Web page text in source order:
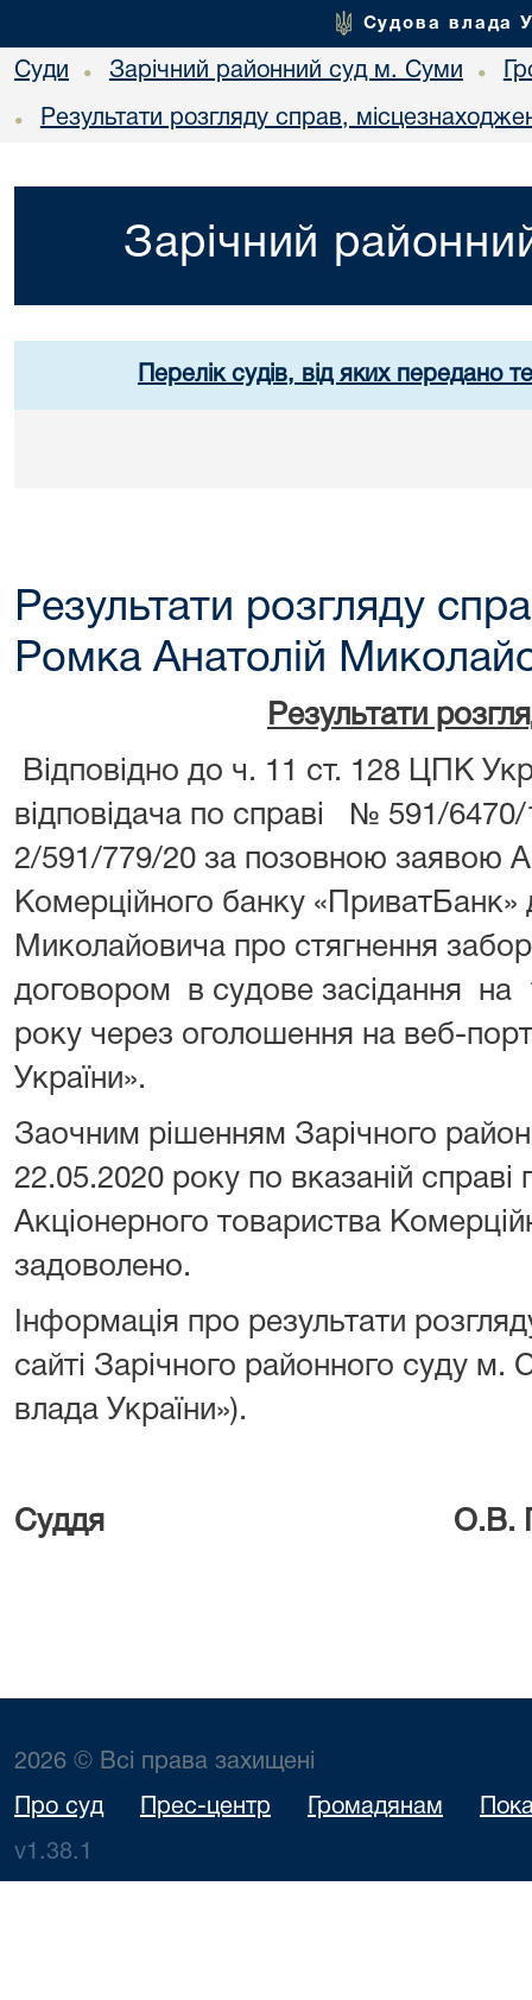
Судова влада
Суди • Зарічний районний суд м. Суми •
• Результати розгляду справ,
Зарічний
Перелік судів, від яких передано
Результати розгляду
Ромка Анатолій
Результати
Відповідно до ч. 11 ст. 128 ЦПК
відповідача по справі № 591/
2/591/779/20 за позовною заявою
Комерційного банку «ПриватБанк»
Миколайовича про стягнення
договором в судове засідання на
року через оголошення на веб-
України».
Заочним рішенням Зарічного
22.05.2020 року по вказаній справі
Акціонерного товариства
задоволено.
Інформація про результати
сайті Зарічного районного суду
влада України»).
Суддя О.В.
2026 © Всі права захищені
Про суд Прес-центр Громадянам
v1.38.1